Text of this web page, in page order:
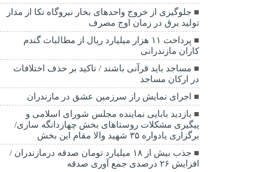
جلوگیری از خروج واحدهای بخار نیروگاه نکا از مدار
تولید برق در زمان اوج مصرف
پرداخت ۱۱ هزار میلیارد ریال از مطالبات گندم
کاران مازندرانی
مساجد باید قرآنی باشند / تاکید بر حذف اختلافات
در ارکان مساجد
اجرای نمایش راز سرزمین عشق در مازندران
بازدید بابایی نماینده مجلس شورای اسلامی و
پیگیری مشکلات روستاهای بخش چهاردانگه ساری/
برگزاری یادواره ۳۵ شهید والا مقام این بخش
جذب بیش از ۱۸ میلیارد تومان صدقه درمازندران /
افزایش ۲۶ درصدی جمع آوری صدقه